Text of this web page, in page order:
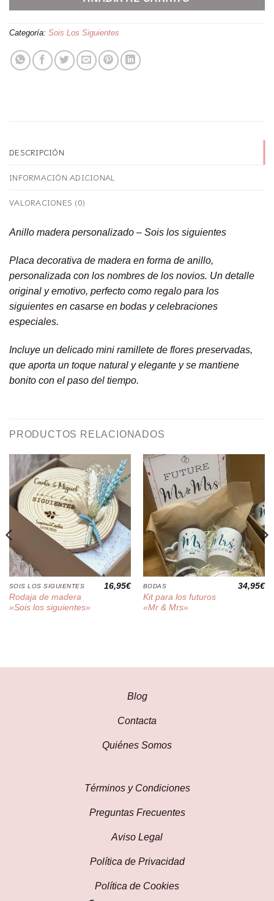
Categoría: Sois Los Siguientes
DESCRIPCIÓN
INFORMACIÓN ADICIONAL
VALORACIONES (0)
Anillo madera personalizado – Sois los siguientes
Placa decorativa de madera en forma de anillo,
personalizada con los nombres de los novios. Un detalle
original y emotivo, perfecto como regalo para los
siguientes en casarse en bodas y celebraciones
especiales.
Incluye un delicado mini ramillete de flores preservadas,
que aporta un toque natural y elegante y se mantiene
bonito con el paso del tiempo.
PRODUCTOS RELACIONADOS
SOIS LOS SIGUIENTES
Rodaja de madera
»Sois los siguientes»
16,95€ BODAS
Kit para los futuros
«Mr & Mrs»
34,95€
Términos y Condiciones
Preguntas Frecuentes
Aviso Legal
Política de Privacidad
Política de Cookies
Blog
Contacta
Quiénes Somos